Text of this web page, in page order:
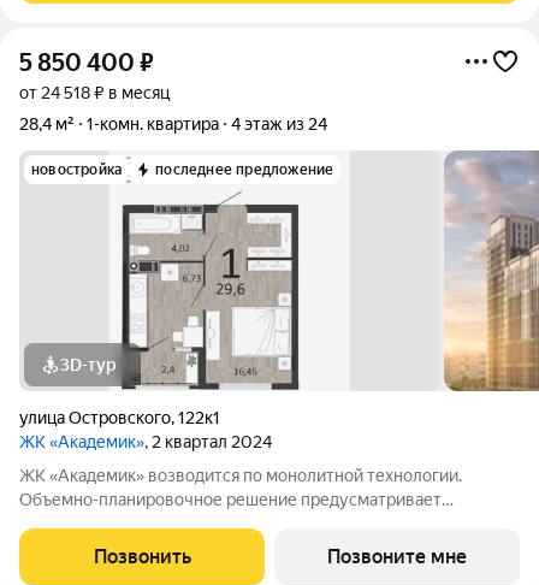
5 850 400 ₽
от 24 518 ₽ в месяц
28,4 м²
1-комн. квартира 4 этаж из 24
новостройка последнее предложение
3D-тур
улица Островского,122к1
ЖК «Академик», 2 квартал 2024
ЖК «Академик» возводится по монолитной технологии.
Объемно-планировочное решение предусматривает
периметром, перетекающих друг в друга в архитектурном
ансамбле. Используемый в отделке фасадов
Позвонить Позвоните мне